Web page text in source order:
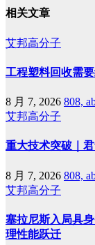
相关文章
艾邦高分子
工程塑料回收需
8 月 7, 2026 808,
艾邦高分子
重大技术突破｜
8 月 7, 2026 808,
艾邦高分子
塞拉尼斯入局具
理性能跃迁